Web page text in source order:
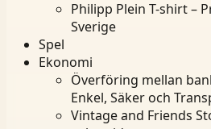
Philipp Plein T-shirt –
Sverige
Spel
Ekonomi
Överföring mellan
Enkel, Säker och
Vintage and Friends